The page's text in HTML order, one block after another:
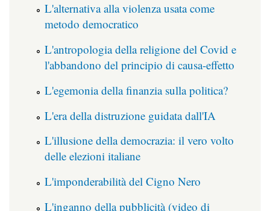
L'alternativa alla violenza usata come
metodo democratico
L'antropologia della religione del Covid e
l'abbandono del principio di causa-effetto
L'egemonia della finanzia sulla politica?
L'era della distruzione guidata dall'IA
L'illusione della democrazia: il vero volto
delle elezioni italiane
L'imponderabilità del Cigno Nero
L'inganno della pubblicità (video di